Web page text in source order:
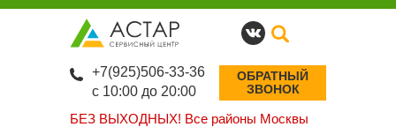
БЕЗ ВЫХОДНЫХ! Все районы Москвы
+7(925)506-33-36
с 10:00 до 20:00
ОБРАТНЫЙ
ЗВОНОК